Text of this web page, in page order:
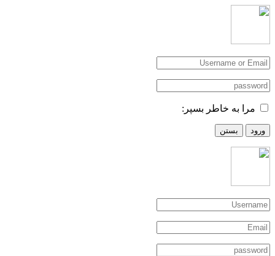
مرا به خاطر بسپر:
ورود بستن